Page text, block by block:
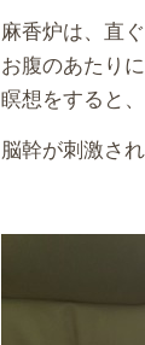
麻香炉は、直
お腹のあたり
瞑想をすると、
脳幹が刺激さ